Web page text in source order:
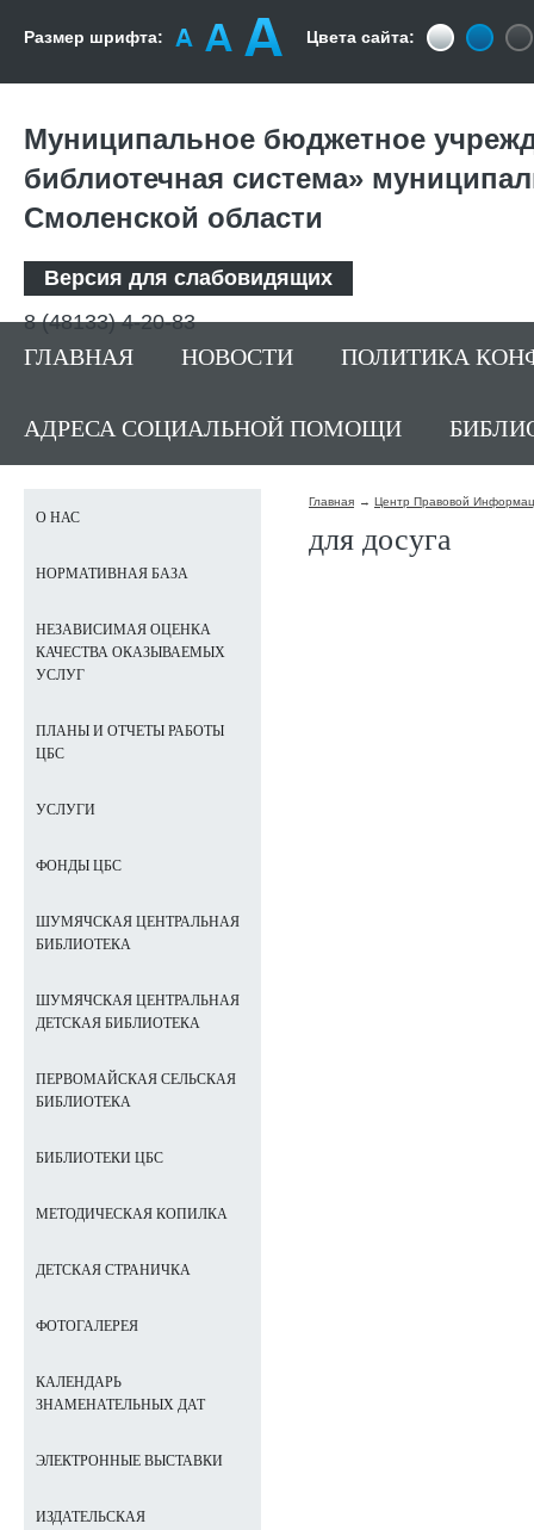
Размер шрифта: Цвета сайта:
Муниципальное бюджетное
библиотечная система»
Смоленской области
Версия для слабовидящих
8 (48133) 4-20-83
ГЛАВНАЯ НОВОСТИ ПОЛИТИКА
АДРЕСА СОЦИАЛЬНОЙ ПОМОЩИ
Главная Центр Правовой
для досуга
О НАС
НОРМАТИВНАЯ БАЗА
НЕЗАВИСИМАЯ ОЦЕНКА
КАЧЕСТВА ОКАЗЫВАЕМЫХ
УСЛУГ
ПЛАНЫ И ОТЧЕТЫ РАБОТЫ
ЦБС
УСЛУГИ
ФОНДЫ ЦБС
ШУМЯЧСКАЯ ЦЕНТРАЛЬНАЯ
БИБЛИОТЕКА
ШУМЯЧСКАЯ ЦЕНТРАЛЬНАЯ
ДЕТСКАЯ БИБЛИОТЕКА
ПЕРВОМАЙСКАЯ СЕЛЬСКАЯ
БИБЛИОТЕКА
БИБЛИОТЕКИ ЦБС
МЕТОДИЧЕСКАЯ КОПИЛКА
ДЕТСКАЯ СТРАНИЧКА
ФОТОГАЛЕРЕЯ
КАЛЕНДАРЬ
ЗНАМЕНАТЕЛЬНЫХ ДАТ
ЭЛЕКТРОННЫЕ ВЫСТАВКИ
ИЗДАТЕЛЬСКАЯ